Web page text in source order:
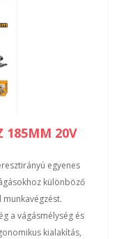
vágásmélység és
Ideális faipari és
szénkefe nélküli
ford/perc
45°: 42
Állítható gérvágás
Akkumulátor és
185MM 20V
egyenes
különböző
a vágásmélység és
kialakítás,